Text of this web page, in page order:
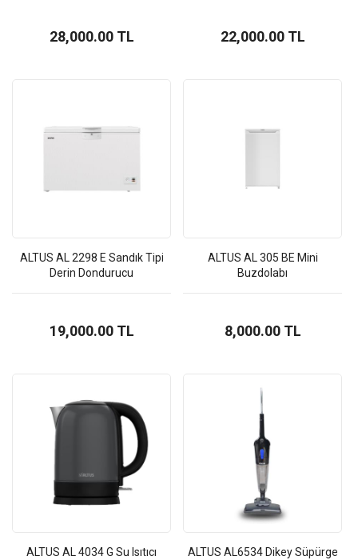
Makinesi
28,000.00 TL 22,000.00 TL
ALTUS AL 2298 E Sandık Tipi
Derin Dondurucu
19,000.00 TL
ALTUS AL 305 BE Mini
Buzdolabı
8,000.00 TL
ALTUS AL 4034 G Su Isıtıcı ALTUS AL6534 Dikey Süpürge